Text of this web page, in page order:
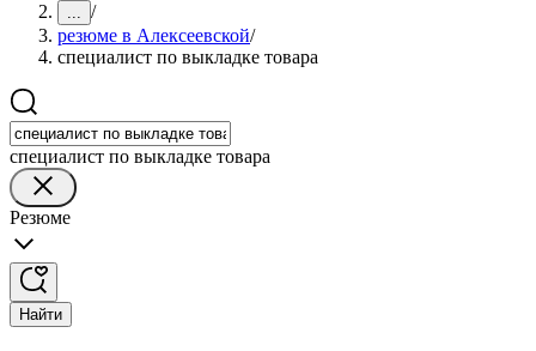
... /
резюме в Алексеевской/
специалист по выкладке товара
специалист по выкладке товара
Резюме
Найти